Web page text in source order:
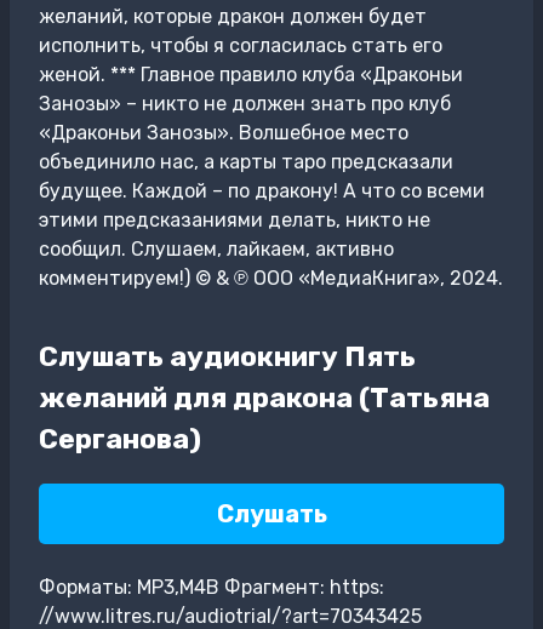
желаний, которые дракон должен будет
исполнить, чтобы я согласилась стать его
женой. *** Главное правило клуба «Драконьи
Занозы» – никто не должен знать про клуб
«Драконьи Занозы». Волшебное место
объединило нас, а карты таро предсказали
будущее. Каждой – по дракону! А что со всеми
этими предсказаниями делать, никто не
сообщил. Слушаем, лайкаем, активно
комментируем!) © & ℗ ООО «МедиаКнига», 2024.
Слушать аудиокнигу Пять
желаний для дракона (Татьяна
Серганова)
Слушать
Форматы: MP3,M4B Фрагмент: https:
//www.litres.ru/audiotrial/?art=70343425